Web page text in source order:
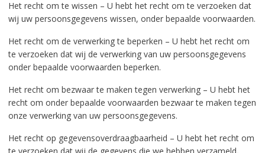
Het recht om te wissen – U hebt het recht om te verzoeken dat
wij uw persoonsgegevens wissen, onder bepaalde voorwaarden.
Het recht om de verwerking te beperken – U hebt het recht om
te verzoeken dat wij de verwerking van uw persoonsgegevens
onder bepaalde voorwaarden beperken.
Het recht om bezwaar te maken tegen verwerking – U hebt het
recht om onder bepaalde voorwaarden bezwaar te maken tegen
onze verwerking van uw persoonsgegevens.
Het recht op gegevensoverdraagbaarheid – U hebt het recht om